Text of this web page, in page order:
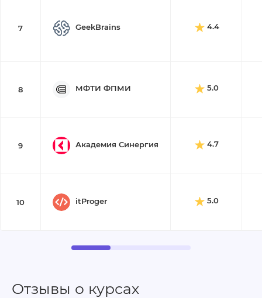
7 GeekBrains 4.4
8 МФТИ ФПМИ 5.0
9 Академия Синергия 4.7
10 itProger 5.0
Отзывы о курсах